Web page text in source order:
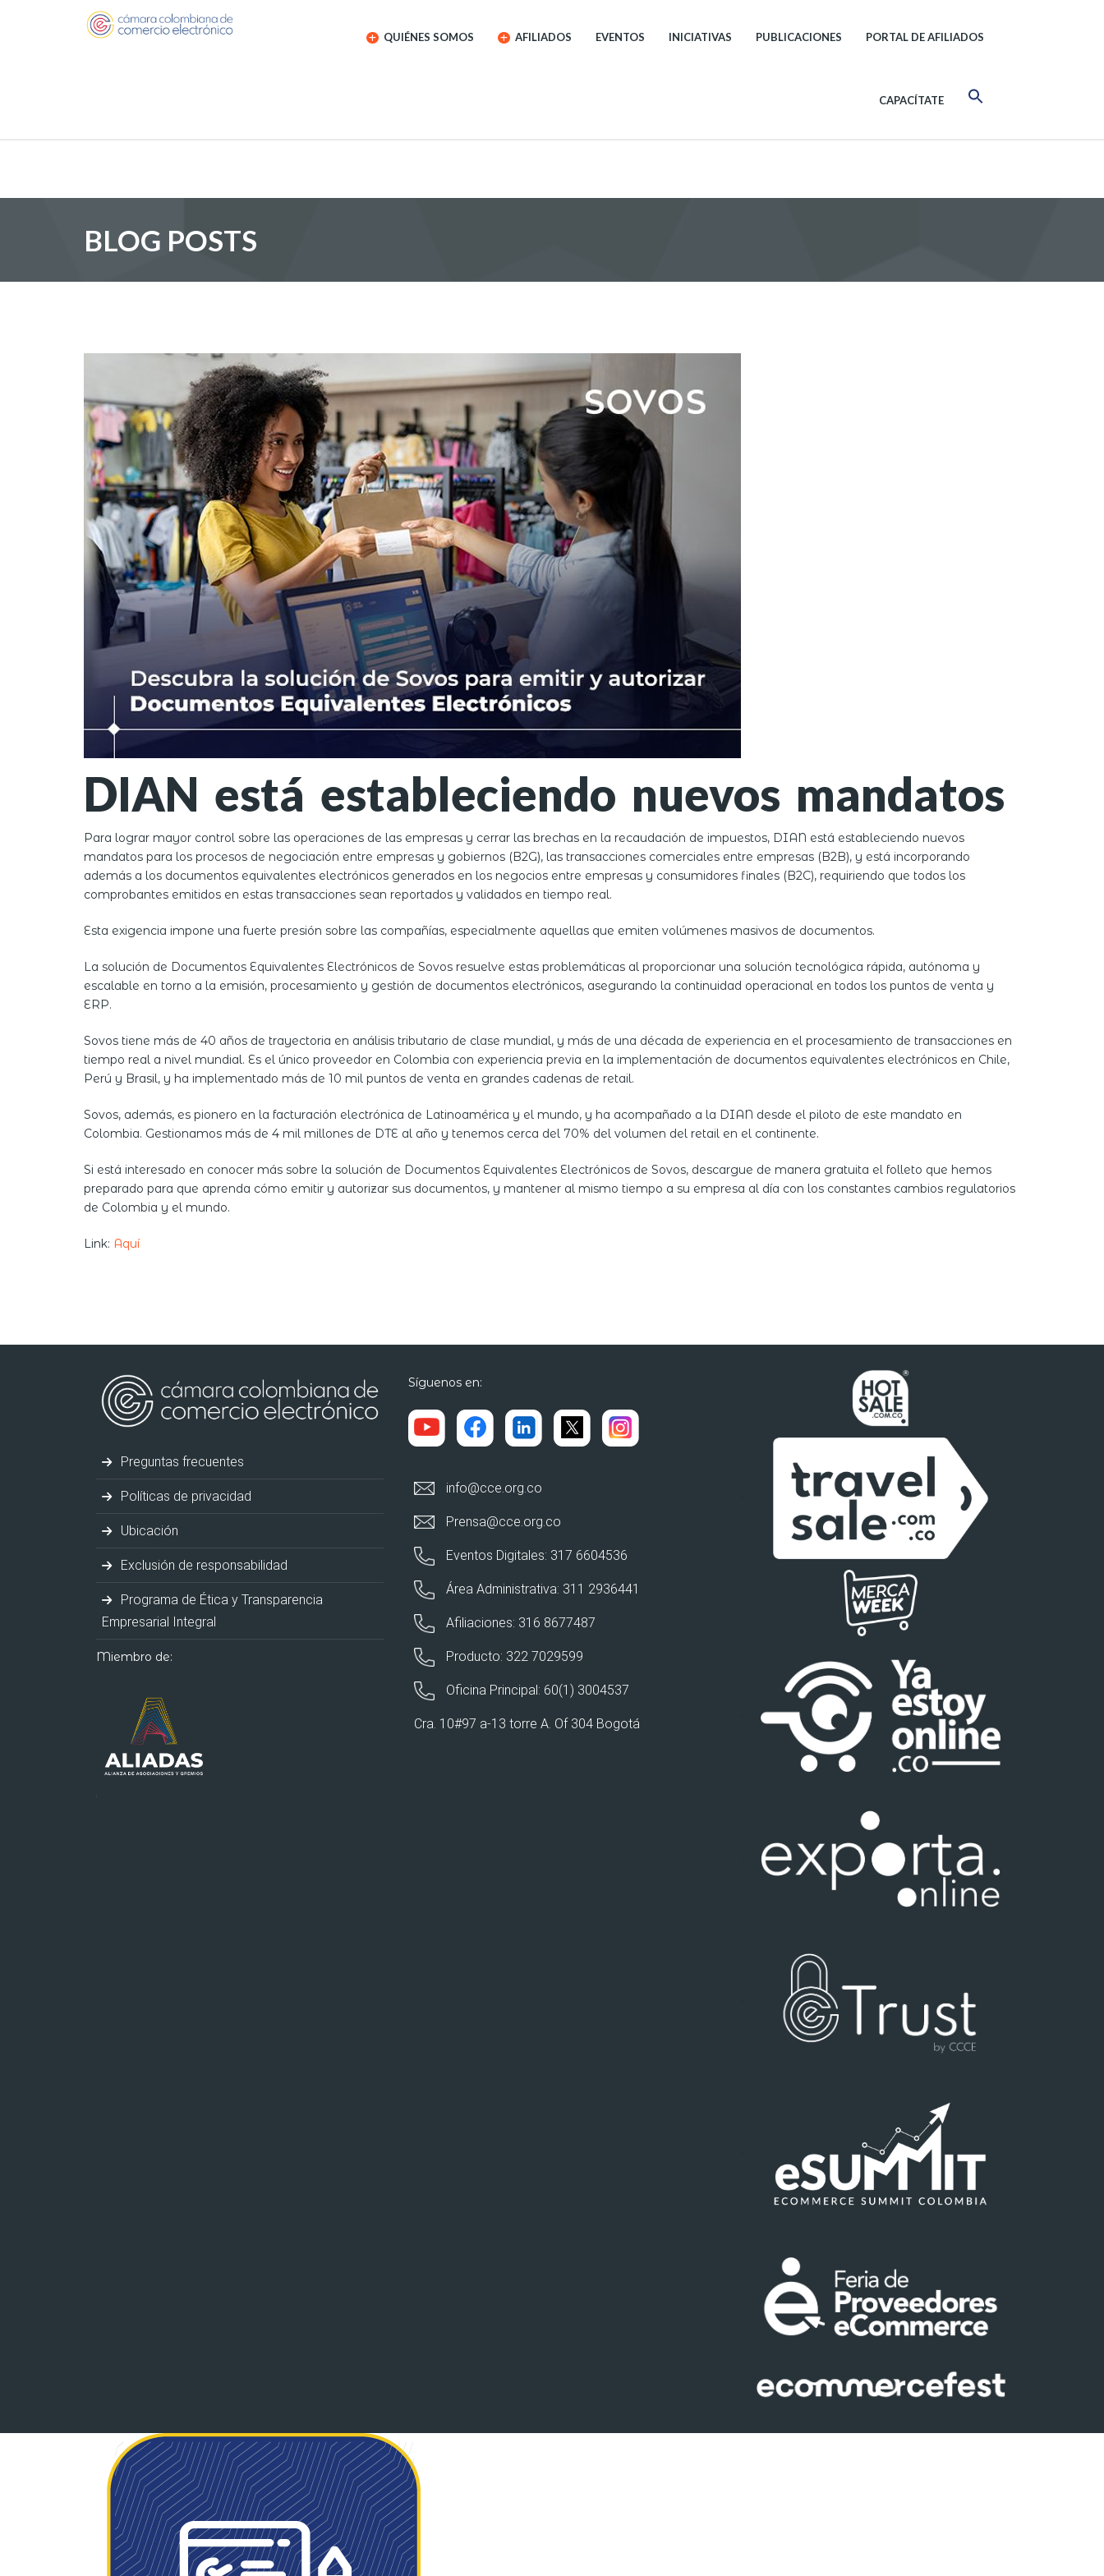
QUIÉNES SOMOS AFILIADOS EVENTOS INICIATIVAS PUBLICACIONES PORTAL DE AFILIADOS
CAPACÍTATE
BLOG POSTS
DIAN está estableciendo nuevos mandatos
Para lograr mayor control sobre las operaciones de las empresas y cerrar las brechas en la recaudación de impuestos, DIAN está estableciendo nuevos
mandatos para los procesos de negociación entre empresas y gobiernos (B2G), las transacciones comerciales entre empresas (B2B), y está incorporando
además a los documentos equivalentes electrónicos generados en los negocios entre empresas y consumidores finales (B2C), requiriendo que todos los
comprobantes emitidos en estas transacciones sean reportados y validados en tiempo real.
Esta exigencia impone una fuerte presión sobre las compañías, especialmente aquellas que emiten volúmenes masivos de documentos.
La solución de Documentos Equivalentes Electrónicos de Sovos resuelve estas problemáticas al proporcionar una solución tecnológica rápida, autónoma y
escalable en torno a la emisión, procesamiento y gestión de documentos electrónicos, asegurando la continuidad operacional en todos los puntos de venta y
ERP.
Sovos tiene más de 40 años de trayectoria en análisis tributario de clase mundial, y más de una década de experiencia en el procesamiento de transacciones en
tiempo real a nivel mundial. Es el único proveedor en Colombia con experiencia previa en la implementación de documentos equivalentes electrónicos en Chile,
Perú y Brasil, y ha implementado más de 10 mil puntos de venta en grandes cadenas de retail.
Sovos, además, es pionero en la facturación electrónica de Latinoamérica y el mundo, y ha acompañado a la DIAN desde el piloto de este mandato en
Colombia. Gestionamos más de 4 mil millones de DTE al año y tenemos cerca del 70% del volumen del retail en el continente.
Si está interesado en conocer más sobre la solución de Documentos Equivalentes Electrónicos de Sovos, descargue de manera gratuita el folleto que hemos
preparado para que aprenda cómo emitir y autorizar sus documentos, y mantener al mismo tiempo a su empresa al día con los constantes cambios regulatorios
de Colombia y el mundo.
Link: Aquí
Preguntas frecuentes
Políticas de privacidad
Ubicación
Exclusión de responsabilidad
Programa de Ética y Transparencia
Empresarial Integral
Miembro de:
Síguenos en:
info@cce.org.co
Prensa@cce.org.co
Eventos Digitales: 317 6604536
Área Administrativa: 311 2936441
Afiliaciones: 316 8677487
Producto: 322 7029599
Oficina Principal: 60(1) 3004537
Cra. 10#97 a-13 torre A. Of 304 Bogotá